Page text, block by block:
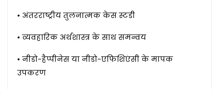
• अंतरराष्ट्रीय तुलनात्मक केस स्टडी
• व्यवहारिक अर्थशास्त्र के साथ समन्वय
• नीडो-हैप्पीनेस या नीडो-एफिशिएंसी के मापक
उपकरण